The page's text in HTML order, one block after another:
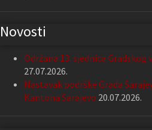
Novosti
Održana 13. sjednica Gradskog
27.07.2026.
Nastavak podrške Grada
Kantona Sarajevo 20.07.2026.